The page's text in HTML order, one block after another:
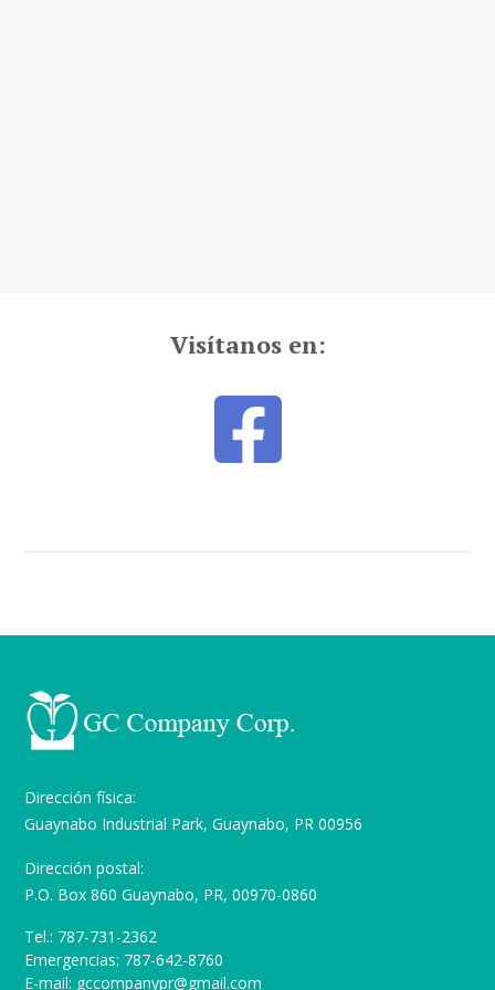
Visítanos en:
Dirección física:
Guaynabo Industrial Park, Guaynabo, PR 00956
Dirección postal:
P.O. Box 860 Guaynabo, PR, 00970-0860
Tel.: 787-731-2362
Emergencias: 787-642-8760
E-mail: gccompanypr@gmail.com